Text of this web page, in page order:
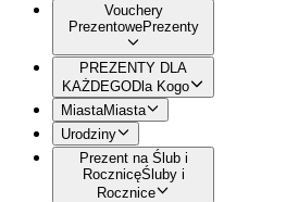
Vouchery
PrezentowePrezenty
PREZENTY DLA
KAŻDEGODla Kogo
MiastaMiasta
Urodziny
Prezent na Ślub i
RocznicęŚluby i
Rocznice